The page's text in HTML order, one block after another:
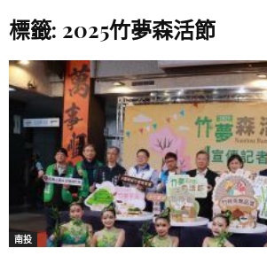
標籤: 2025竹夢森活節
南投